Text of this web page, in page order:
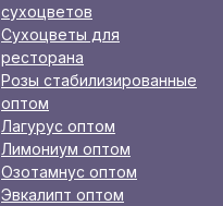
сухоцветов
Сухоцветы для
ресторана
Розы стабилизированные
оптом
Лагурус оптом
Лимониум оптом
Озотамнус оптом
Эвкалипт оптом